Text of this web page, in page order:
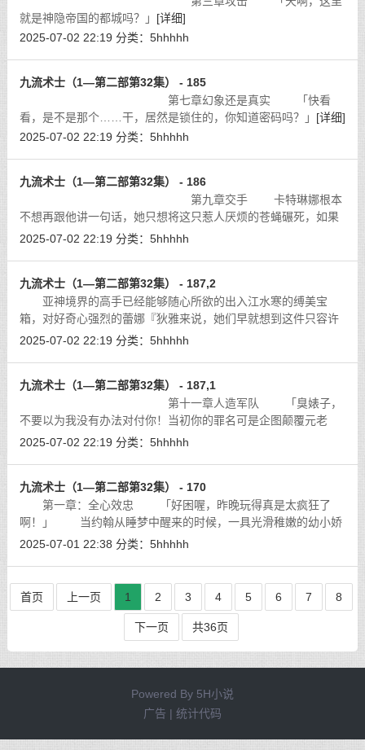
就是神隐帝国的都城吗？」 [详细]
2025-07-02 22:19 分类： 5hhhhh
九流术士（1—第二部第32集） - 185
第七章幻象还是真实 「快看
看，是不是那个……干，居然是锁住的，你知道密码吗？」 [详细]
2025-07-02 22:19 分类： 5hhhhh
九流术士（1—第二部第32集） - 186
第九章交手 卡特琳娜根本
不想再跟他讲一句话，她只想将这只惹人厌烦的苍蝇碾死，如果
这蕴含斗气的一击命中目标，江水寒的头颅会像跌落的西瓜一样
2025-07-02 22:19 分类： 5hhhhh
九流术士（1—第二部第32集） - 187,2
亚神境界的高手已经能够随心所欲的出入江水寒的缚美宝
箱，对好奇心强烈的蕾娜『狄雅来说，她们早就想到这件只容许
女性进入的神器里参观了。[详细]
2025-07-02 22:19 分类： 5hhhhh
九流术士（1—第二部第32集） - 187,1
第十一章人造军队 「臭婊子，
不要以为我没有办法对付你！当初你的罪名可是企图颠覆元老
会，无论你生或者死，你永远会被中央智脑排在毁灭顺序！我刚
2025-07-02 22:19 分类： 5hhhhh
九流术士（1—第二部第32集） - 170
第一章：全心效忠 「好困喔，昨晚玩得真是太疯狂了
啊！」 当约翰从睡梦中醒来的时候，一具光滑稚嫩的幼小娇
躯就像滑溜的鱼儿一样 游到他的胯下，用柔软小手爱抚着他胯下
2025-07-01 22:38 分类： 5hhhhh
首页 上一页 1 2 3 4 5 6 7 8
下一页 共36页
Powered By 5H小说
广告 | 统计代码